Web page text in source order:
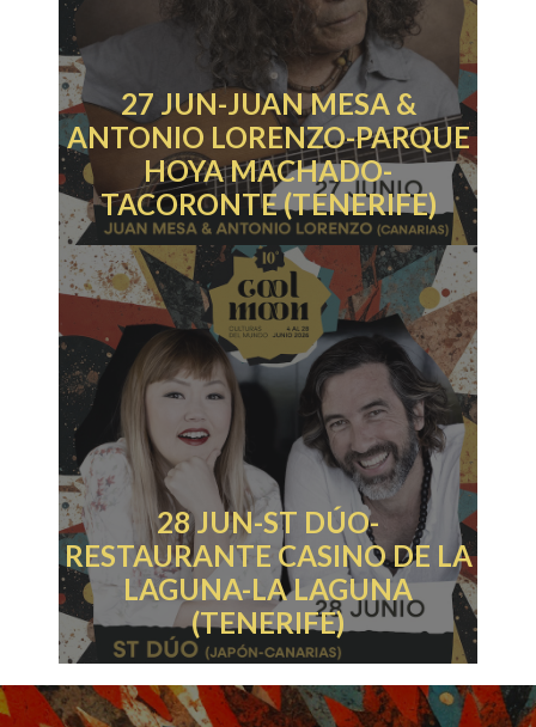
27 JUN-JUAN MESA &
ANTONIO LORENZO-PARQUE
HOYA MACHADO-
TACORONTE (TENERIFE)
28 JUN-ST DÚO-
RESTAURANTE CASINO DE LA
LAGUNA-LA LAGUNA
(TENERIFE)